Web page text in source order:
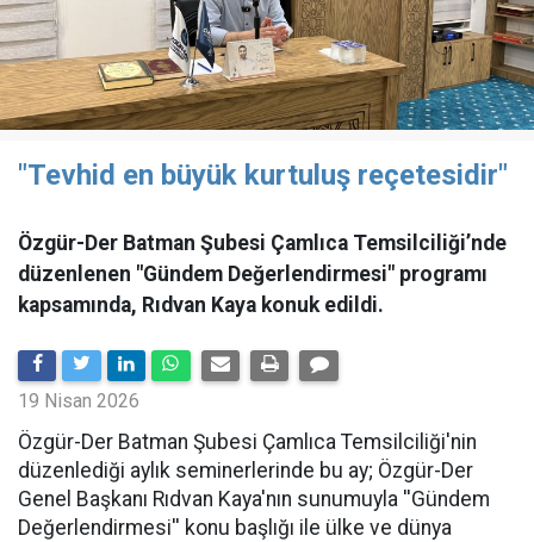
"Tevhid en büyük kurtuluş reçetesidir"
Özgür-Der Batman Şubesi Çamlıca Temsilciliği’nde
düzenlenen "Gündem Değerlendirmesi" programı
kapsamında, Rıdvan Kaya konuk edildi.
19 Nisan 2026
​Özgür-Der Batman Şubesi Çamlıca Temsilciliği'nin
düzenlediği aylık seminerlerinde bu ay; Özgür-Der
Genel Başkanı Rıdvan Kaya'nın sunumuyla ''Gündem
Değerlendirmesi'' konu başlığı ile ülke ve dünya